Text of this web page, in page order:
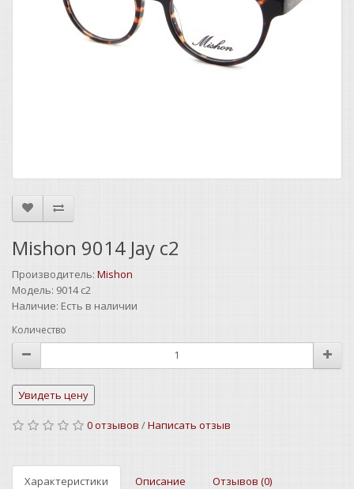
Mishon 9014 Jay c2
Производитель: Mishon
Модель: 9014 c2
Наличие: Есть в наличии
Количество
0 отзывов /Написать отзыв
Характеристики Описание Отзывов (0)